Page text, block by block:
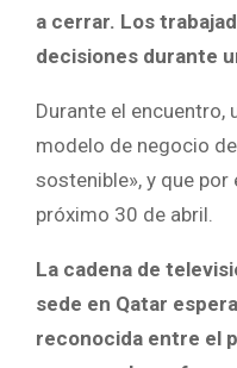
a cerrar. Los
decisiones durante
Durante el encuentro,
modelo de negocio
sostenible», y que por
próximo 30 de abril.
La cadena de
sede en Qatar
reconocida entre el